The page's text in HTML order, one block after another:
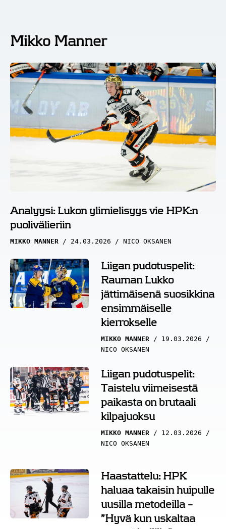
Mikko Manner
Analyysi: Lukon ylimielisyys vie HPK:n
puolivälieriin
MIKKO MANNER 24.03.2026 NICO OKSANEN
Liigan pudotuspelit:
Rauman Lukko
jättimäisenä suosikkina
ensimmäiselle
kierrokselle
MIKKO MANNER
19.03.2026
NICO OKSANEN
Liigan pudotuspelit:
Taistelu viimeisestä
paikasta on brutaali
kilpajuoksu
MIKKO MANNER
12.03.2026
NICO OKSANEN
Haastattelu: HPK
haluaa takaisin huipulle
uusilla metodeilla –
”Hyvä kun uskaltaa